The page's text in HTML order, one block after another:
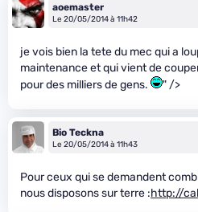
aoemaster
Le 20/05/2014 à 11h42
je vois bien la tete du mec qui a
maintenance et qui vient de
pour des milliers de gens.
" />
Bio Teckna
Le 20/05/2014 à 11h43
Pour ceux qui se demandent
nous disposons sur terre :http://